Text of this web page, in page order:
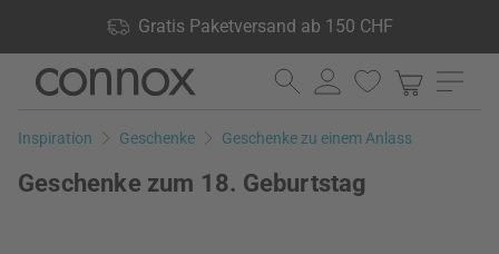
Gratis Paketversand ab 150 CHF
Produkte lagernd, 60 Tage Rückgaberecht
Direkt
Seiteninhalt
Direkt
Suchfeld
Inspiration Geschenke Geschenke zu einem Anlass
Geschenke zum 18. Geburtstag